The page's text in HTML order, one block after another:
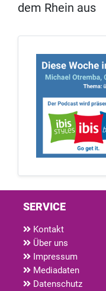
dem Rhein aus
SERVICE
Kontakt
Über uns
Impressum
Mediadaten
Datenschutz